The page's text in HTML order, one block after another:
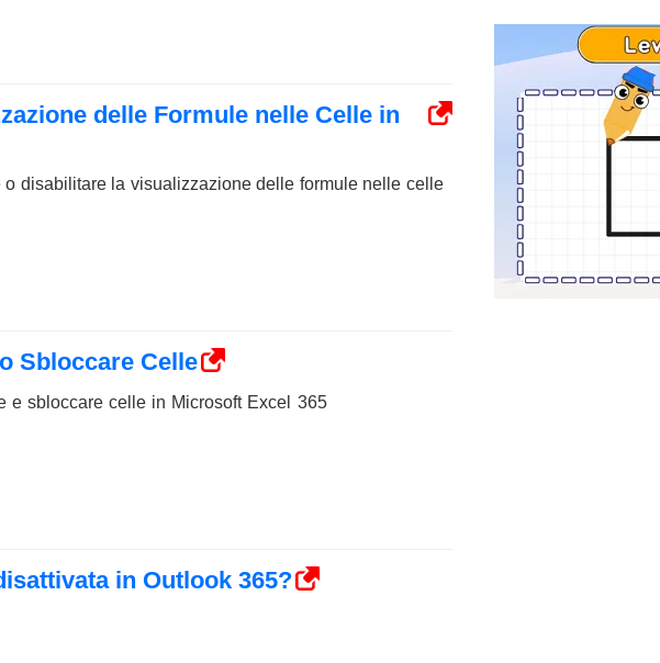
delle Formule nelle Celle in
o disabilitare la visualizzazione delle formule nelle celle
Sbloccare Celle
e sbloccare celle in Microsoft Excel 365
in Outlook 365?